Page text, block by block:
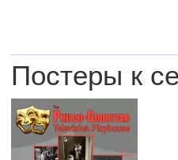
Постеры к